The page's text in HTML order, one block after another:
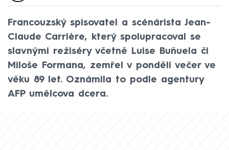
Francouzský spisovatel a scénárista Jean-
Claude Carrière, který spolupracoval se
slavnými režiséry včetně Luise Buňuela či
Miloše Formana, zemřel v pondělí večer ve
věku 89 let. Oznámila to podle agentury
AFP umělcova dcera.